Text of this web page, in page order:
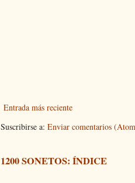
Entrada más reciente
Suscribirse a: Enviar comentarios
1200 SONETOS: ÍNDICE